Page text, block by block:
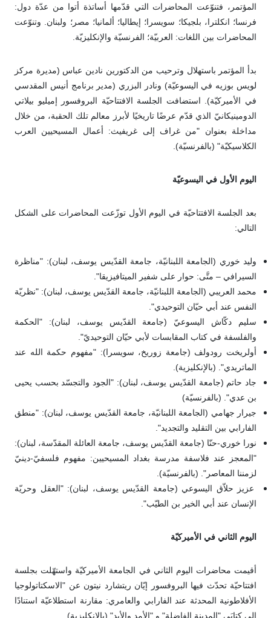
المؤتمر، فتنوّعت المحاضرات التي قدّمها أساتذة أتوا من عدّة دول:
فرنسا؛ انكلترا، بلجيكا؛ سويسرا؛ إيطاليا؛ ألمانيا؛ مصر؛ ولبنان. وتنوّعت
المحاضرات بين اللغات: العربيّة؛ الفرنسيّة والإنكليزيّة.
بدأ المؤتمر باستهلال وترحيب من الدكتورين نادين عباس (مديرة مركز
لويس بوزيه في اليسوعيّة) ونادر البزري (مدير برنامج أنيس المقدسي
في الأميركيّة). استضافت الجلسة الافتتاحيّة البروفسور إميليو بيلاتي
الدومينيكانيّ الذي قدّم عرضًا تاريخيًا لأبرز معالم تلك الحقبة، من خلال
مداخلة بعنوان "من غراف إلى غريفيث: أعمال المسيحيين العرب
الكلاسيكيّة" (بالفرنسيّة).
اليوم الأول في اليسوعيّة
بعد الجلسة الافتتاحيّة في اليوم الأول توزّعت المحاضرات على الشكل
التالي:
وليد خوري (الجامعة اللبنانيّة، جامعة القدّيس يوسف، لبنان): "مناظرة
السيرافي – متَّى: حوار على شفير الميتافيزيقا".
محمد العريبي (الجامعة اللبنانيّة، جامعة القدّيس يوسف، لبنان): "نظريّة
النفس عند أبي حيّان التوحيدي".
سليم دكّاش اليسوعيّ (جامعة القدّيس يوسف، لبنان): "الحكمة
والفلسفة في كتاب المقابسات لأبي حيّان التوحيديّ".
أولريخت رودولف (جامعة زوريخ، سويسرا): "مفهوم حكمة الله عند
الماتريدي". (بالإنكليزية).
جاد حاتم (جامعة القدّيس يوسف، لبنان): "الجود والتجسّد بحسب يحيى
بن عدي". (بالفرنسيّة)
جيرار جهامي (الجامعة اللبنانيّة، جامعة القدّيس يوسف، لبنان): "منطق
الفارابي بين التقليد والتجديد".
نورا خوري-حنّا (جامعة القدّيس يوسف، جامعة العائلة المقدّسة، لبنان):
"المعجز عند فلاسفة مدرسة بغداد المسيحيين: مفهوم فلسفيّ-دينيّ
لزمننا المعاصر". (بالفرنسيّة).
عزيز حلاّق اليسوعي (جامعة القدّيس يوسف، لبنان): "العقل وحريّة
الإنسان عند أبي الخير بن الطيّب".
اليوم الثاني في الأميركيّة
أقيمت محاضرات اليوم الثاني في الجامعة الأميركيّة واستهّلت بجلسة
افتتاحيّة تحدّث فيها البروفسور إيّان ريتشارد نيتون عن "الاسكتاتولوجيا
الأفلاطونية المحدثة عند الفارابي والعامري: مقارنة استطلاعيّة استنادًا
إلى كتابَي "المدينة الفاضلة" و "الأمد والأبد" (بالإنكليزية).